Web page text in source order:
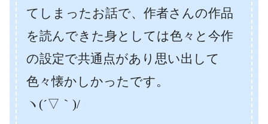
てしまったお話で、作者さんの作品
を読んできた身としては色々と今作
の設定で共通点があり思い出して
色々懐かしかったです。
ヽ(´▽｀)/